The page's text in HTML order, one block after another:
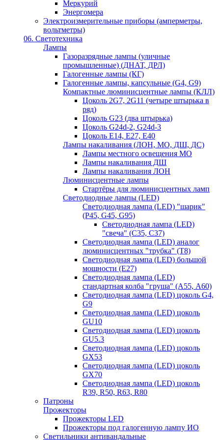
Меркурий
Энергомера
Электроизмерительные приборы (амперметры,
вольтметры)
06. Светотехника
Лампы
Газоразрядные лампы (уличные
промышленные) (ДНАТ, ДРЛ)
Галогенные лампы (КГ)
Галогенные лампы, капсульные (G4, G9)
Компактные люминисцентные лампы (КЛЛ)
Цоколь 2G7, 2G11 (четыре штырька в
ряд)
Цоколь G23 (два штырька)
Цоколь G24d-2, G24d-3
Цоколь Е14, Е27, Е40
Лампы накаливания (ЛОН, МО, ДШ, ДС)
Лампы местного освещения МО
Лампы накаливания ДШ
Лампы накаливания ЛОН
Люминисцентные лампы
Стартёры для люминисцентных ламп
Светодиодные лампы (LED)
Светодиодная лампа (LED) "шарик"
(P45, G45, G95)
Светодиодная лампа (LED)
"свеча" (С35, С37)
Светодиодная лампа (LED) аналог
люминисцентных "трубка" (T8)
Светодиодная лампа (LED) большой
мощности (Е27)
Светодиодная лампа (LED)
стандартная колба "груша" (А55, А60)
Светодиодная лампа (LED) цоколь G4,
G9
Светодиодная лампа (LED) цоколь
GU10
Светодиодная лампа (LED) цоколь
GU5.3
Светодиодная лампа (LED) цоколь
GX53
Светодиодная лампа (LED) цоколь
GX70
Светодиодная лампа (LED) цоколь
R39, R50, R63, R80
Патроны
Прожекторы
Прожекторы LED
Прожекторы под галогенную лампу ИО
Светильники антивандальные